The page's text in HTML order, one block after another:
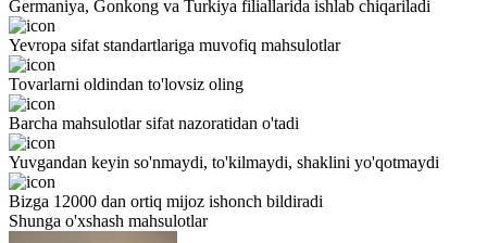
Germaniya, Gonkong va Turkiya filiallarida ishlab chiqariladi
Yevropa sifat standartlariga muvofiq mahsulotlar
Tovarlarni oldindan to'lovsiz oling
Barcha mahsulotlar sifat nazoratidan o'tadi
Yuvgandan keyin so'nmaydi, to'kilmaydi, shaklini yo'qotmaydi
Bizga 12000 dan ortiq mijoz ishonch bildiradi
Shunga o'xshash mahsulotlar